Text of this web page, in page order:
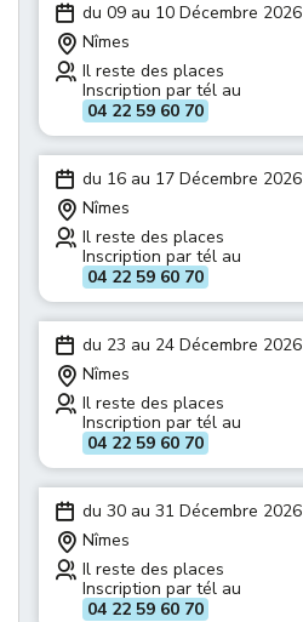
du 09 au 10 Décembre 2026
Nîmes
Il reste des places
Inscription par tél au
04 22 59 60 70
du 16 au 17 Décembre 2026
Nîmes
Il reste des places
Inscription par tél au
04 22 59 60 70
du 23 au 24 Décembre 2026
Nîmes
Il reste des places
Inscription par tél au
04 22 59 60 70
du 30 au 31 Décembre 2026
Nîmes
Il reste des places
Inscription par tél au
04 22 59 60 70